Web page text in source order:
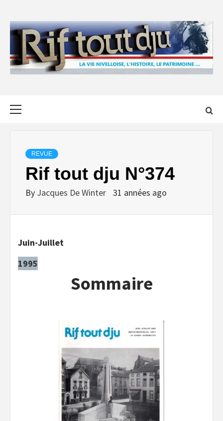
content
REVUE
Rif tout dju N°374
By Jacques De Winter 31 années ago
Juin-Juillet
1995
Sommaire